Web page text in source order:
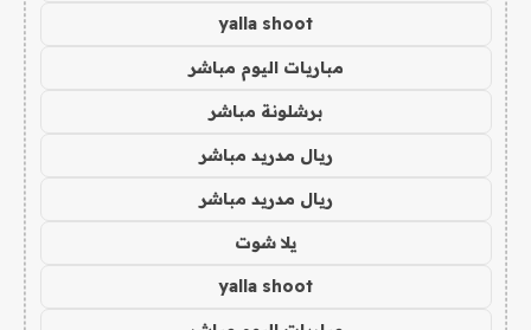
yalla shoot
مباريات اليوم مباشر
برشلونة مباشر
ريال مدريد مباشر
ريال مدريد مباشر
يلا شوت
yalla shoot